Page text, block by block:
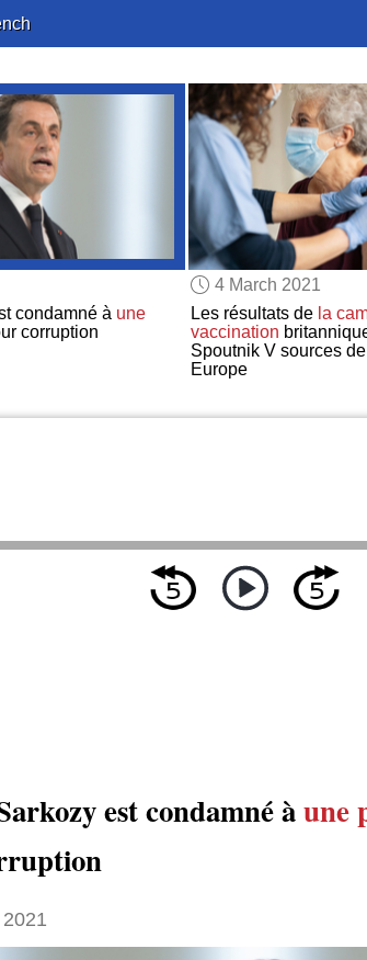
condamné à une
corruption
4 March 2021
Les résultats de la
vaccination
Spoutnik V sources
Europe
est condamné àune